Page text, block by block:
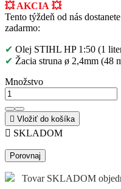
💥 AKCIA 💥
Tento týždeň od nás
zadarmo:
✔ Olej STIHL HP 1:50 (1
✔ Žacia struna ø 2,4mm (48
Množstvo
 Vložiť do košíka
 SKLADOM
Porovnaj
Tovar SKLADOM